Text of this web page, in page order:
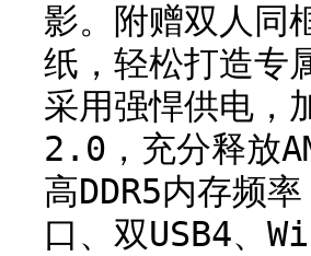
影。附赠双人同
纸，轻松打造专
采用强悍供电，
2.0，充分释放
高DDR5内存频
口、双USB4、